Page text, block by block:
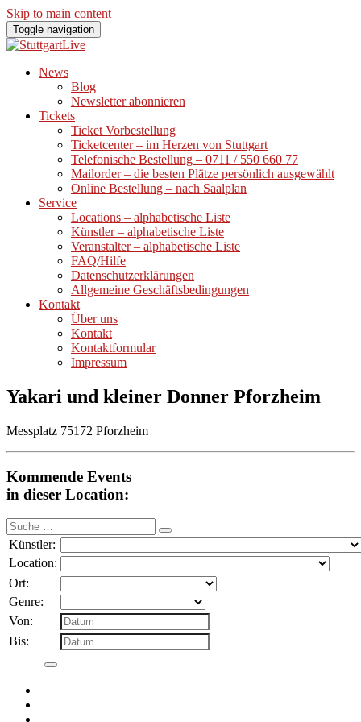
Skip to main content
Toggle navigation
News
Blog
Newsletter abonnieren
Tickets
Ticket Vorbestellung
Ticketcenter – im Herzen von Stuttgart
Telefonische Bestellung – 0711 / 550 660 77
Mailorder – die besten Plätze persönlich ausgewählt
Online Bestellung – nach Saalplan
Service
Locations – alphabetische Liste
Künstler – alphabetische Liste
Veranstalter – alphabetische Liste
FAQ/Hilfe
Datenschutzerklärungen
Allgemeine Geschäftsbedingungen
Kontakt
Über uns
Kontakt
Kontaktformular
Impressum
Yakari und kleiner Donner Pforzheim
Messplatz 75172 Pforzheim
Kommende Events
in dieser Location:
Suche
nach:
Künstler:
Location:
Ort:
Genre:
Von:
Bis: